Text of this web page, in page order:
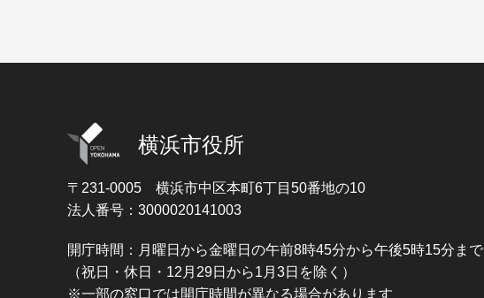
横浜市役所
〒231-0005 横浜市中区本町6丁目50番地の10
法人番号：3000020141003
開庁時間：月曜日から金曜日の午前8時45分から午後5時15分まで
（祝日・休日・12月29日から1月3日を除く）
※一部の窓口では開庁時間が異なる場合があります